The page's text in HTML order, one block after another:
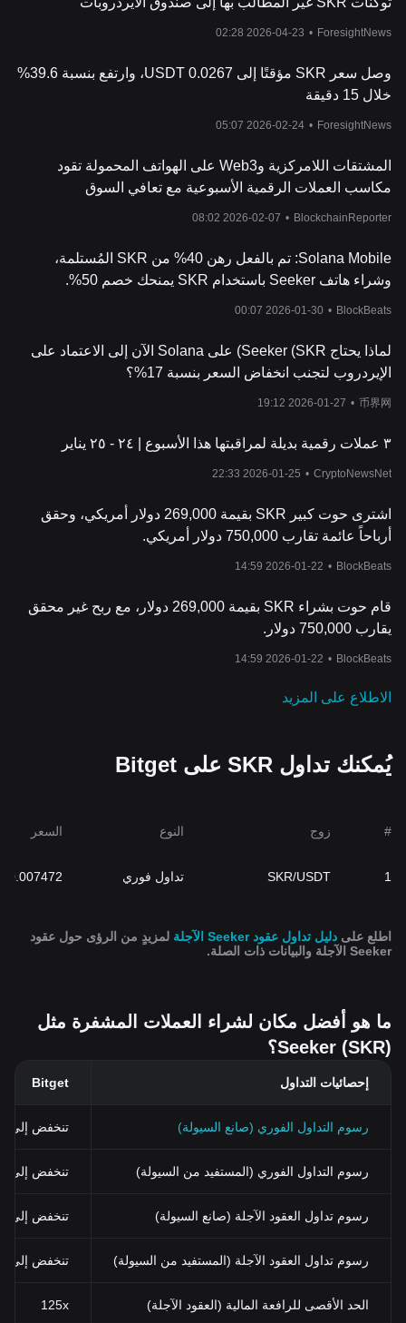
ForesightNews
•
2026-04-23 02:28
وصل سعر SKR مؤقتًا إلى 0.0267 USDT، وارتفع بنسبة 39.6%
خلال 15 دقيقة
ForesightNews
•
2026-02-24 05:07
المشتقات اللامركزية وWeb3 على الهواتف المحمولة تقود
مكاسب العملات الرقمية الأسبوعية مع تعافي السوق
BlockchainReporter
•
2026-02-07 08:02
Solana Mobile: تم بالفعل رهن 40% من SKR المُستلمة،
وشراء هاتف Seeker باستخدام SKR يمنحك خصم 50%.
BlockBeats
•
2026-01-30 00:07
لماذا يحتاج Seeker (SKR) على Solana الآن إلى الاعتماد على
الإيردروب لتجنب انخفاض السعر بنسبة 17%؟
币界网
•
2026-01-27 19:12
٣ عملات رقمية بديلة لمراقبتها هذا الأسبوع | ٢٤ - ٢٥ يناير
CryptoNewsNet
•
2026-01-25 22:33
اشترى حوت كبير SKR بقيمة 269,000 دولار أمريكي، وحقق
أرباحاً عائمة تقارب 750,000 دولار أمريكي.
BlockBeats
•
2026-01-22 14:59
قام حوت بشراء SKR بقيمة 269,000 دولار، مع ربح غير محقق
يقارب 750,000 دولار.
BlockBeats
•
2026-01-22 14:59
الاطلاع على المزيد
يُمكنك تداول SKR على Bitget
# زوج النوع السعر
1
SKR/USDT تداول فوري 0.007472
اطلع على دليل تداول عقود Seeker الآجلة
لمزيدٍ من الرؤى حول عقود
Seeker الآجلة والبيانات ذات الصلة.
ما هو أفضل مكان لشراء العملات المشفرة مثل
Seeker (SKR)؟
إحصائيات التداول Bitget
رسوم التداول الفوري (صانع السيولة) تنخفض إلى 0%
رسوم التداول الفوري (المستفيد من السيولة) تنخفض إلى 0.03% (0.024% باستخدام BGB)
رسوم تداول العقود الآجلة (صانع السيولة) تنخفض إلى 0%
رسوم تداول العقود الآجلة (المستفيد من السيولة) تنخفض إلى 0.02%
الحد الأقصى للرافعة المالية (العقود الآجلة) 125x